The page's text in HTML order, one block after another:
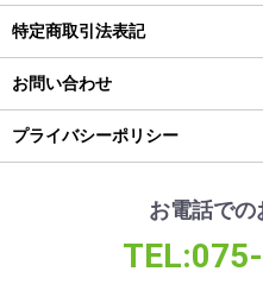
特定商取引法表記
お問い合わせ
プライバシーポリシー
お電話での